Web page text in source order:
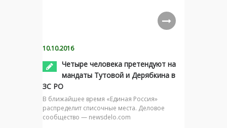
10.10.2016
Четыре человека претендуют на
мандаты Тутовой и Дерябкина в
ЗС РО
В ближайшее время «Единая Россия»
распределит списочные места. Деловое
сообщество — newsdelo.com